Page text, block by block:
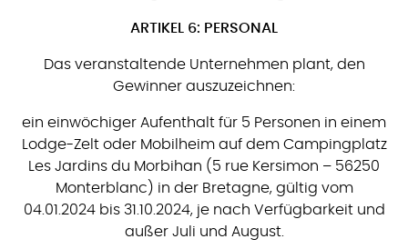
ARTIKEL 6: PERSONAL
Das veranstaltende Unternehmen plant, den
Gewinner auszuzeichnen:
ein einwöchiger Aufenthalt für 5 Personen in einem
Lodge-Zelt oder Mobilheim auf dem Campingplatz
Les Jardins du Morbihan (5 rue Kersimon – 56250
Monterblanc) in der Bretagne, gültig vom
04.01.2024 bis 31.10.2024, je nach Verfügbarkeit und
außer Juli und August.